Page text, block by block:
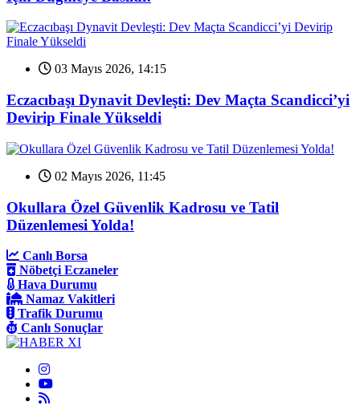
03 Mayıs 2026, 14:15
Eczacıbaşı Dynavit Devleşti: Dev Maçta Scandicci’yi
Devirip Finale Yükseldi
02 Mayıs 2026, 11:45
Okullara Özel Güvenlik Kadrosu ve Tatil
Düzenlemesi Yolda!
Canlı Borsa
Nöbetçi Eczaneler
Hava Durumu
Namaz Vakitleri
Trafik Durumu
Canlı Sonuçlar